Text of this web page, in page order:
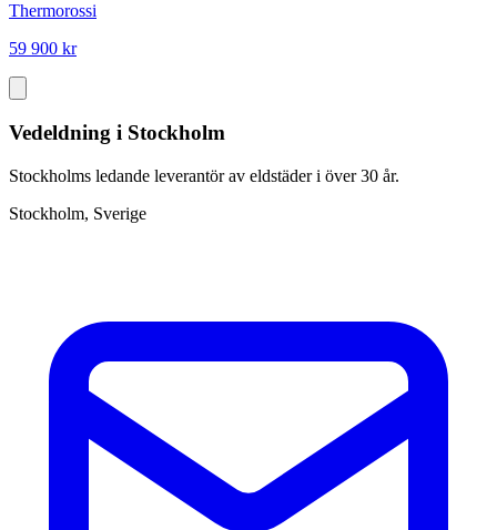
Thermorossi
59 900 kr
Vedeldning i Stockholm
Stockholms ledande leverantör av eldstäder i över 30 år.
Stockholm, Sverige